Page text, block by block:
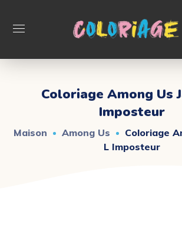
Coloriage Among Us
Imposteur
Maison Among Us
Coloriage
L Imposteur